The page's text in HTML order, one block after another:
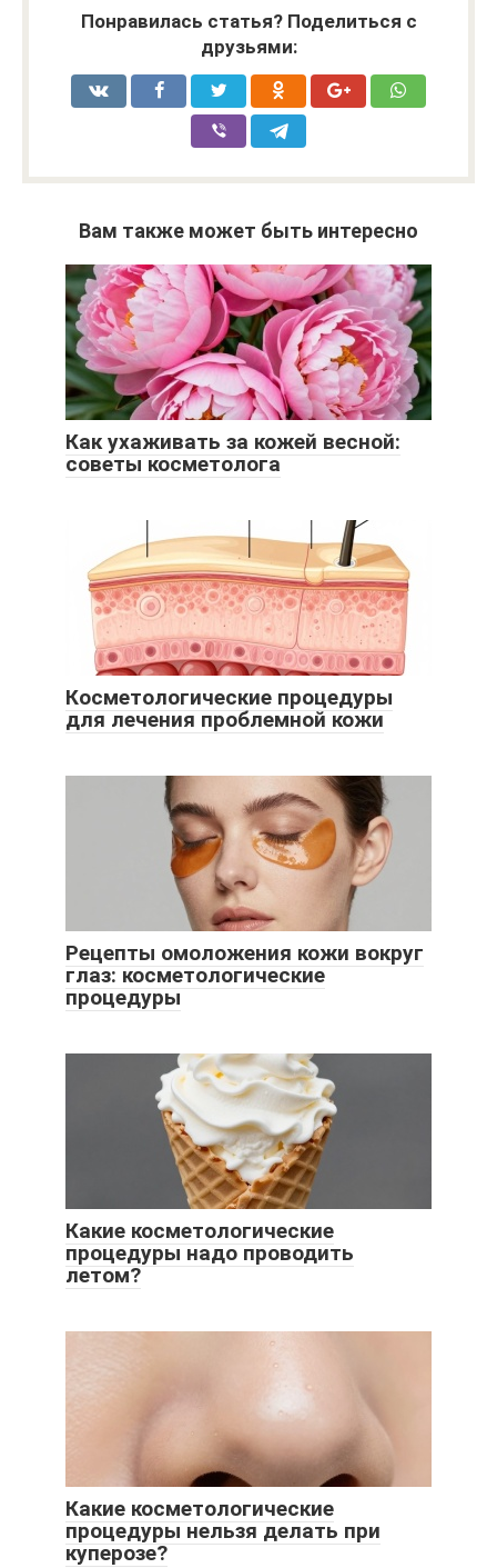
Понравилась статья? Поделиться с
друзьями:
Вам также может быть интересно
Как ухаживать за кожей весной:
советы косметолога
Косметологические процедуры
для лечения проблемной кожи
Рецепты омоложения кожи вокруг
глаз: косметологические
процедуры
Какие косметологические
процедуры надо проводить
летом?
Какие косметологические
процедуры нельзя делать при
куперозе?